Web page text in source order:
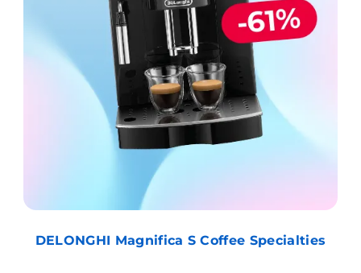
DELONGHI Magnifica S Coffee Specialties